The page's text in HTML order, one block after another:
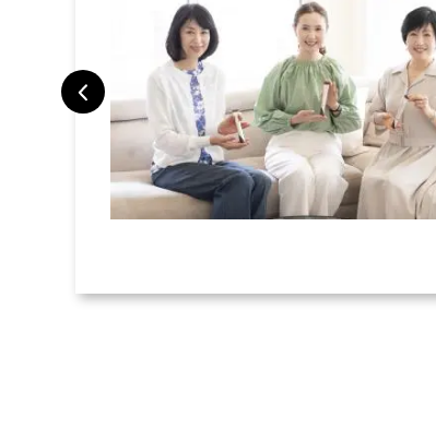
検証した